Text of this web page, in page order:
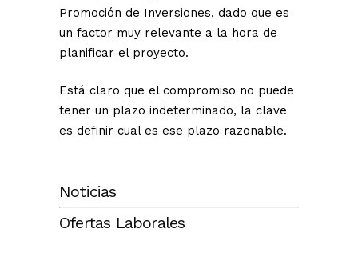
Promoción de Inversiones, dado que es
un factor muy relevante a la hora de
planificar el proyecto.
Está claro que el compromiso no puede
tener un plazo indeterminado, la clave
es definir cual es ese plazo razonable.
Noticias
Ofertas Laborales